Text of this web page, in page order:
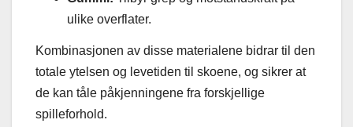
ulike overflater.
Kombinasjonen av disse materialene bidrar til den
totale ytelsen og levetiden til skoene, og sikrer at
de kan tåle påkjenningene fra forskjellige
spilleforhold.